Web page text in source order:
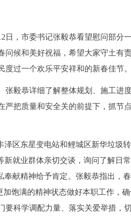
日，市委书记张毅恭看望慰问部分
候和美好祝福，希望大家守土有责
过一个欢乐平安祥和的新春佳节。
毅恭详细了解整体规划、施工进
把质量和安全关的前提下，抓节
区东星变电站和鲤城区新华垃圾
就业群体亲切交谈，询问了解日
献精神给予肯定。张毅恭指出，
饱满的精神状态做好本职工作，
要科学调配力量、落实关爱举措，